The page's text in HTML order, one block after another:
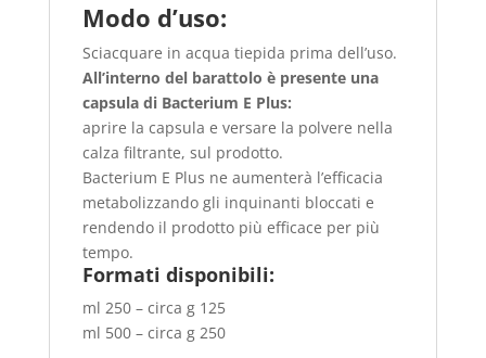
Modo d’uso:
Sciacquare in acqua tiepida prima dell’uso.
All’interno del barattolo è presente una
capsula di Bacterium E Plus:
aprire la capsula e versare la polvere nella
calza filtrante, sul prodotto.
Bacterium E Plus ne aumenterà l’efficacia
metabolizzando gli inquinanti bloccati e
rendendo il prodotto più efficace per più
tempo.
Formati disponibili:
ml 250 – circa g 125
ml 500 – circa g 250